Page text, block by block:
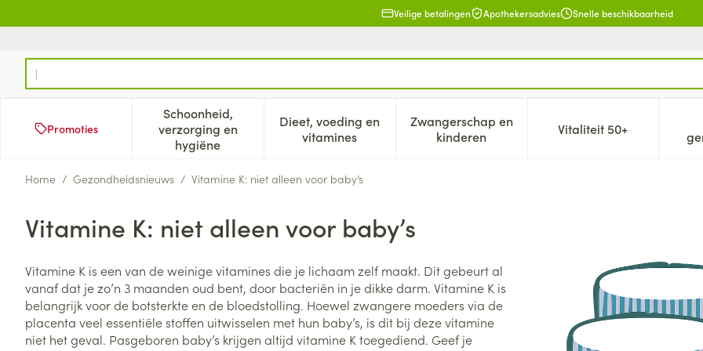
Veilige betalingen Apothekersadvies Snelle beschikbaarheid
Product, merk, categorie...
Promoties
Schoonheid,
verzorging en
hygiëne
Toon submenu voor Schoonheid, verzorging en hygiëne categorie
Dieet, voeding en
vitaminesToon submenu voor Dieet, voeding en vitamines categorie
Zwangerschap en
kinderenToon submenu voor Zwangerschap en
Vitaliteit 50+Toon submenu
Home / Gezondheidsnieuws / Vitamine K: niet alleen voor baby’s
Vitamine K: niet alleen voor baby’s
Vitamine K is een van de weinige vitamines die je lichaam zelf maakt. Dit gebeurt al
vanaf dat je zo’n 3 maanden oud bent, door bacteriën in je dikke darm. Vitamine K is
belangrijk voor de botsterkte en de bloedstolling. Hoewel zwangere moeders via de
placenta veel essentiële stoffen uitwisselen met hun baby’s, is dit bij deze vitamine
niet het geval. Pasgeboren baby’s krijgen altijd vitamine K toegediend. Geef je